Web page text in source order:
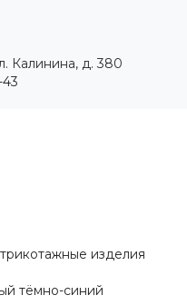
Калинина, д. 380
изделия
тёмно-синий